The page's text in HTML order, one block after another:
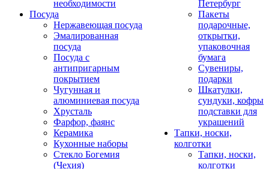
необходимости
Посуда
Нержавеющая посуда
Эмалированная
посуда
Посуда с
антипригарным
покрытием
Чугунная и
алюминиевая посуда
Хрусталь
Фарфор, фаянс
Керамика
Кухонные наборы
Стекло Богемия
(Чехия)
Петербург
Пакеты
подарочные,
открытки,
упаковочная
бумага
Сувениры,
подарки
Шкатулки,
сундуки, кофры
подставки для
украшений
Тапки, носки,
колготки
Тапки, носки,
колготки